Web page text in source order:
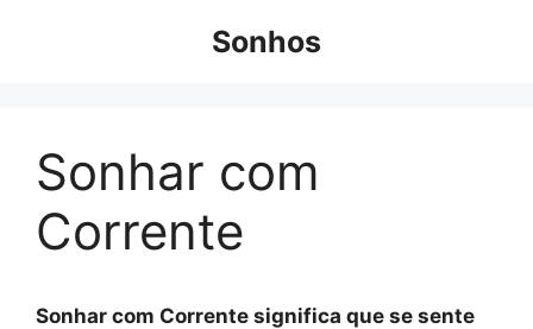
Sonhos
Sonhar com
Corrente
Sonhar com Corrente significa que se sente